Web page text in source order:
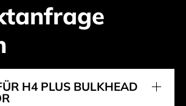
H4 PLUS BULKHEAD